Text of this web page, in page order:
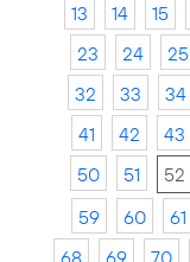
13
14 15
23
24 25
32
33 34
41
42 43
50
51 52
59
60 61
68
69 70